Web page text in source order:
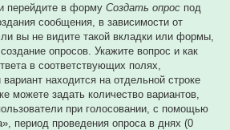
перейдите в форму Создать опрос под
сообщения, в зависимости от
вы не видите такой вкладки или формы,
опросов. Укажите вопрос и как
в соответствующих полях,
находится на отдельной строке
можете задать количество вариантов,
при голосовании, с помощью
период проведения опроса в днях (0